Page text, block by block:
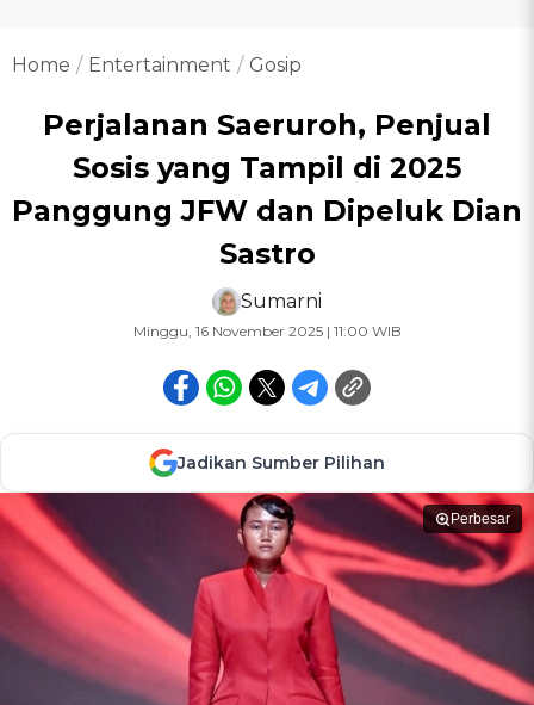
Home Entertainment Gosip
Perjalanan Saeruroh, Penjual
Sosis yang Tampil di 2025
Panggung JFW dan Dipeluk Dian
Sastro
Sumarni
Minggu, 16 November 2025 | 11:00 WIB
Jadikan Sumber Pilihan
Perbesar